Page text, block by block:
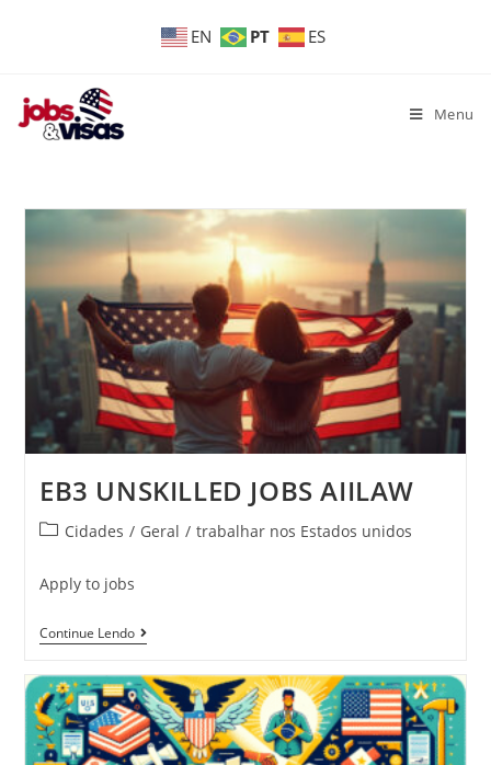
EN PT ES
Menu
EB3 UNSKILLED JOBS AIILAW
Cidades / Geral / trabalhar nos Estados unidos
Apply to jobs
Continue Lendo